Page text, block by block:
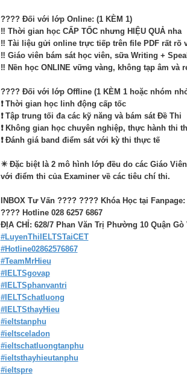
???? Đối với lớp Online: (1 KÈM 1)
‼️ Thời gian học CẤP TỐC nhưng HIỆU QUẢ nha
‼️ Tài liệu gửi online trực tiếp trên file PDF rất rõ
‼️ Giáo viên bám sát học viên, sữa Writing +
‼️ Nền học ONLINE vững vàng, không tạp âm và
???? Đối với lớp Offline (1 KÈM 1 hoặc nhóm
❗ Thời gian học linh động cấp tốc
❗ Tập trung tối đa các kỹ năng và bám sát Đề Thi
❗ Không gian học chuyên nghiệp, thực hành thi
❗ Đánh giá band điểm sát với kỳ thi thực tế
✴️ Đặc biệt là 2 mô hình lớp đều do các Giáo
với điểm thi của Examiner về các tiêu chí thi.
INBOX Tư Vấn ???? ???? Khóa Học tại
️???? ️Hotline 028 6257 6867
ĐỊA CHỈ: 628/7 Phan Văn Trị Phường 10 Quận Gò
#LuyenThiIELTSTaiCET
#Hotline02862576867
#TeamMrHieu
#IELTSgovap
#IELTSphanvantri
#IELTSchatluong
#IELTSthayHieu
#ieltstanphu
#ieltsceladon
#ieltschatluongtanphu
#ieltsthayhieutanphu
#ieltspre